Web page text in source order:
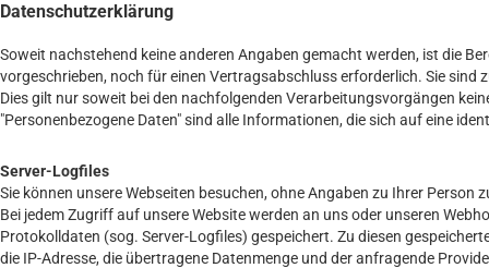
Datenschutzerklärung
Soweit nachstehend keine anderen Angaben gemacht werden, ist die
vorgeschrieben, noch für einen Vertragsabschluss erforderlich. Sie
Dies gilt nur soweit bei den nachfolgenden Verarbeitungsvorgängen
"Personenbezogene Daten" sind alle Informationen, die sich auf eine
Server-Logfiles
Sie können unsere Webseiten besuchen, ohne Angaben zu Ihrer Person
Bei jedem Zugriff auf unsere Website werden an uns oder unseren
Protokolldaten (sog. Server-Logfiles) gespeichert. Zu diesen
die IP-Adresse, die übertragene Datenmenge und der anfragende